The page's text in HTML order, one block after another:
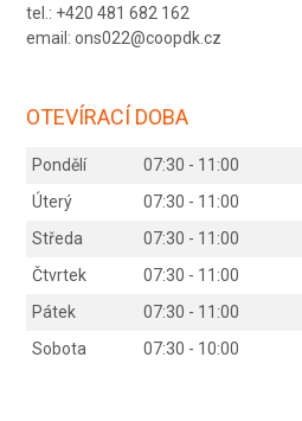
tel.: +420 481 682 162
email: ons022@coopdk.cz
OTEVÍRACÍ DOBA
Pondělí 07:30 - 11:00
Úterý
07:30 - 11:00
Středa
07:30 - 11:00
Čtvrtek
07:30 - 11:00
Pátek
07:30 - 11:00
Sobota
07:30 - 10:00